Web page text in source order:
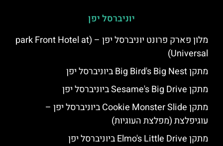
יוניברסל יפן
מלון פארק פרונט יוניברסל יפן – (park Front Hotel at
Universal)
מתקן Big Bird's Big Nest ביוניברסל יפן
מתקן Sesame's Big Drive ביוניברסל יפן
מתקן Cookie Monster Slide ביוניברסל יפן –
עוגיפלצת (מפלצת העוגיות)
מתקן Elmo's Little Drive ביוניברסל יפן